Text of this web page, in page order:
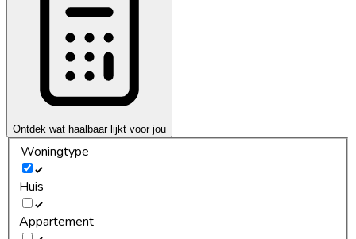
Ontdek wat haalbaar lijkt voor jou
Woningtype
Huis
Appartement